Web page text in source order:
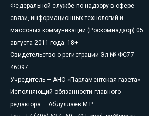
Федеральной службе по надзору в сфере
связи, информационных технологий и
массовых коммуникаций (Роскомнадзор) 05
августа 2011 года. 18+
Свидетельство о регистрации Эл № ФС77-
46097
Учредитель — АНО «Парламентская газета»
Исполняющий обязанности главного
редактора — Абдуллаев М.Р.